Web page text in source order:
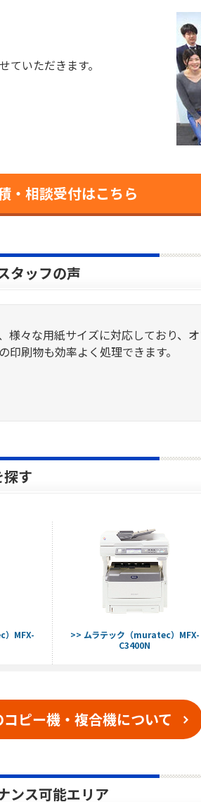
ていただきます。
・相談受付はこちら
タッフの声
様々な用紙サイズに対応しており、
刷物も効率よく処理できます。
す
）MFX-
>> ムラテック（muratec）MFX-
C3400N
ピー機・複合機について
ンス可能エリア